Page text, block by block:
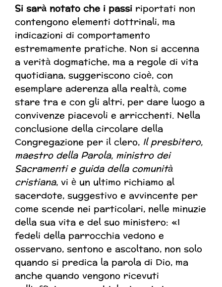
Si sarà notato che i passi riportati non
contengono elementi dottrinali, ma
indicazioni di comportamento
estremamente pratiche. Non si accenna
a verità dogmatiche, ma a regole di vita
quotidiana, suggeriscono cioè, con
esemplare aderenza alla realtà, come
stare tra e con gli altri, per dare luogo a
convivenze piacevoli e arricchenti. Nella
conclusione della circolare della
Congregazione per il clero, Il presbitero,
maestro della Parola, ministro dei
Sacramenti e guida della comunità
cristiana, vi è un ultimo richiamo al
sacerdote, suggestivo e avvincente per
come scende nei particolari, nelle minuzie
della sua vita e del suo ministero: «I
fedeli della parrocchia vedono e
osservano, sentono e ascoltano, non solo
quando si predica la parola di Dio, ma
anche quando vengono ricevuti